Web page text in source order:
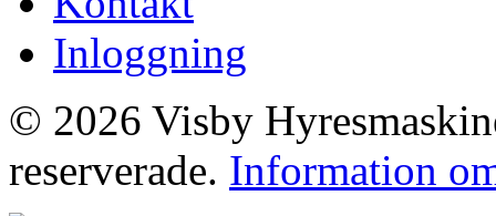
Inloggning
© 2026 Visby
reserverade. Information